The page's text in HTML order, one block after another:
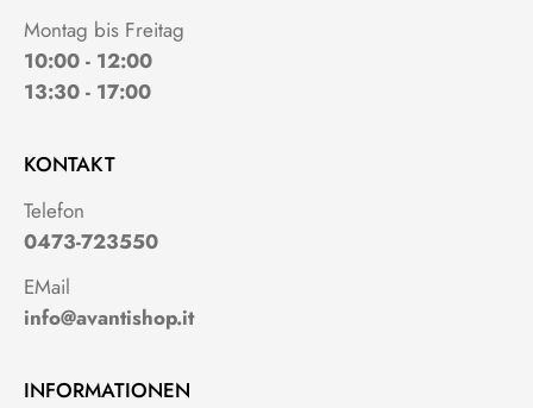
Montag bis Freitag
10:00 - 12:00
13:30 - 17:00
KONTAKT
Telefon
0473-723550
EMail
info@avantishop.it
INFORMATIONEN